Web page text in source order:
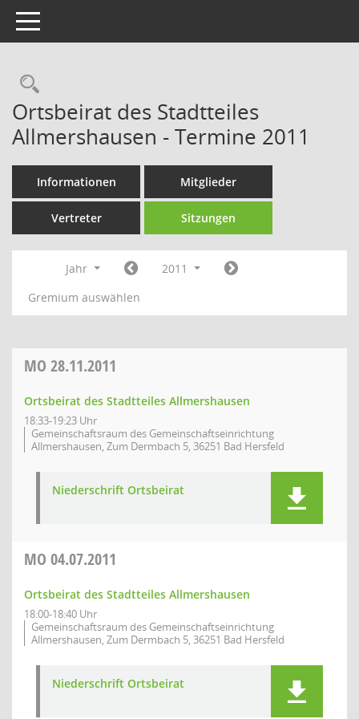
Toggle navigation
Rechercheauswahl
Ortsbeirat des Stadtteiles
Allmershausen - Termine 2011
Informationen Mitglieder
Vertreter Sitzungen
Jahr
2011
Gremium auswählen
MO 28.11.2011
Ortsbeirat des Stadtteiles Allmershausen
18:33-19:23 Uhr
Gemeinschaftsraum des Gemeinschaftseinrichtung
Allmershausen, Zum Dermbach 5, 36251 Bad Hersfeld
Niederschrift Ortsbeirat
MO 04.07.2011
Ortsbeirat des Stadtteiles Allmershausen
18:00-18:40 Uhr
Gemeinschaftsraum des Gemeinschaftseinrichtung
Allmershausen, Zum Dermbach 5, 36251 Bad Hersfeld
Niederschrift Ortsbeirat